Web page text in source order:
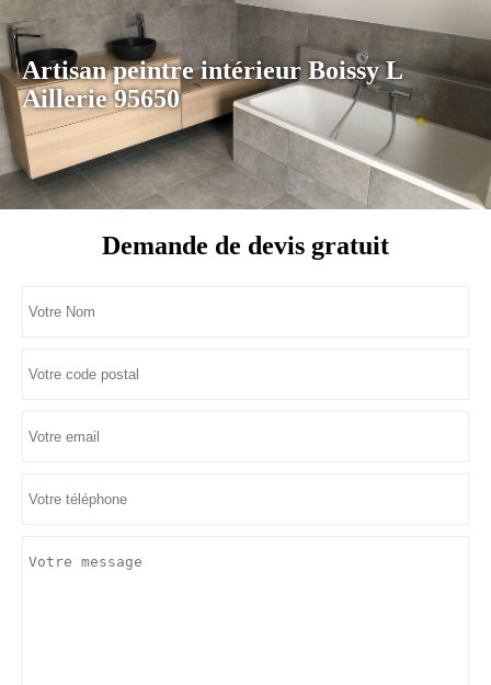
Artisan peintre intérieur Boissy L
Aillerie 95650
Demande de devis gratuit